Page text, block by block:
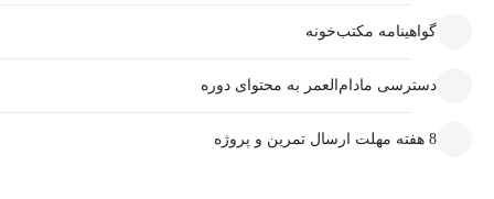
گواهینامه مکتب‌خونه
دسترسی مادام‌العمر به محتوای دوره
8 هفته مهلت ارسال تمرین و پروژه